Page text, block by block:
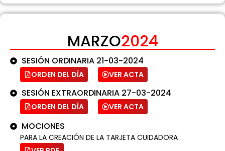
MARZO2024
SESIÓN ORDINARIA 21-03-2024
ORDEN DEL DÍA VER ACTA
SESIÓN EXTRAORDINARIA 27-03-2024
ORDEN DEL DÍA VER ACTA
MOCIONES
PARA LA CREACIÓN DE LA TARJETA CUIDADORA